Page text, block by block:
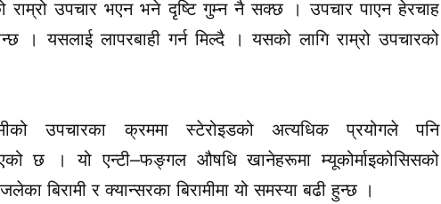
उपचार भएन भने दृष्टि गुम्न नै सक्छ । उपचार पाएन हेरचाह
यसलाई लापरबाही गर्न मिल्दै । यसको लागि राम्रो उपचारको
उपचारका क्रममा स्टेरोइडको अत्यधिक प्रयोगले पनि
छ । यो एन्टी–फङ्गल औषधि खानेहरूमा म्यूकोर्माइकोसिसको
बिरामी र क्यान्सरका बिरामीमा यो समस्या बढी हुन्छ ।